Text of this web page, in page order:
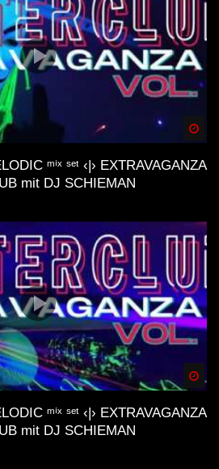
ᵐⁱˣ ˢᵉᵗ ‹|› EXTRAVAGANZA
mit DJ SCHIEMAN
ᵐⁱˣ ˢᵉᵗ ‹|› EXTRAVAGANZA
mit DJ SCHIEMAN